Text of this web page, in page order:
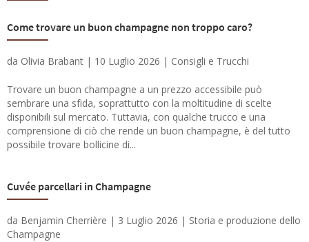
Come trovare un buon champagne non troppo caro?
da Olivia Brabant | 10 Luglio 2026 | Consigli e Trucchi
Trovare un buon champagne a un prezzo accessibile può
sembrare una sfida, soprattutto con la moltitudine di scelte
disponibili sul mercato. Tuttavia, con qualche trucco e una
comprensione di ciò che rende un buon champagne, è del tutto
possibile trovare bollicine di...
Cuvée parcellari in Champagne
da Benjamin Cherrière | 3 Luglio 2026 | Storia e produzione dello
Champagne